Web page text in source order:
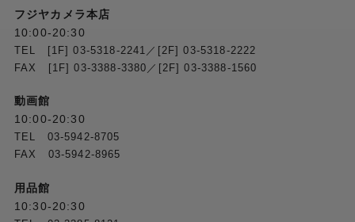
フジヤカメラ本店
10:00-20:30
TEL [1F] 03-5318-2241／[2F] 03-5318-2222
FAX [1F] 03-3388-3380／[2F] 03-3388-1560
動画館
10:00-20:30
TEL 03-5942-8705
FAX 03-5942-8965
用品館
10:30-20:30